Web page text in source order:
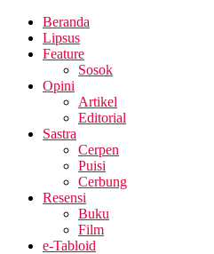
Beranda
Lipsus
Feature
Sosok
Opini
Artikel
Editorial
Sastra
Cerpen
Puisi
Cerbung
Resensi
Buku
Film
e-Tabloid